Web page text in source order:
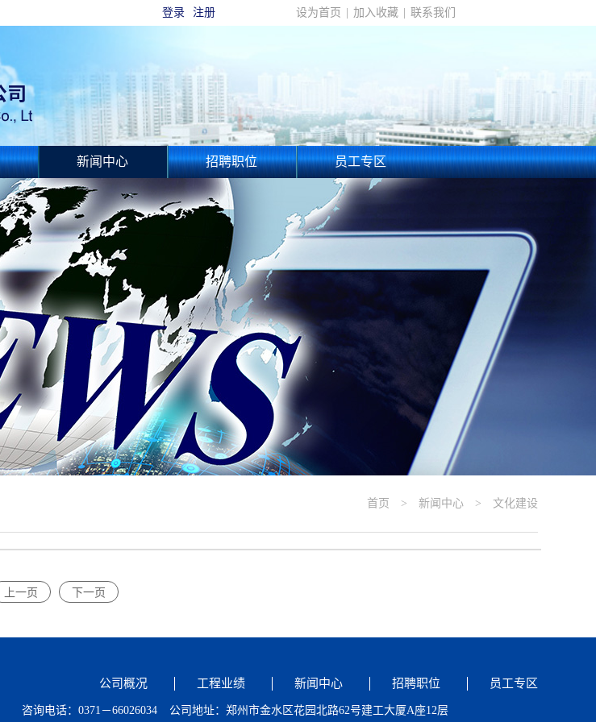
设为首页 加入收藏 联系我们
登录 注册
新闻中心 招聘职位 员工专区
首页 > 新闻中心 > 文化建设
上一页 下一页
公司概况 工程业绩 新闻中心 招聘职位 员工专区
咨询电话：0371－66026034 公司地址：郑州市金水区花园北路62号建工大厦A座12层